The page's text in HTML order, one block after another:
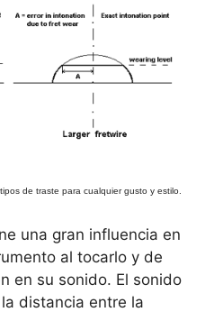
de traste para cualquier gusto y estilo.
una gran influencia en
al tocarlo y de
en su sonido. El sonido
distancia entre la